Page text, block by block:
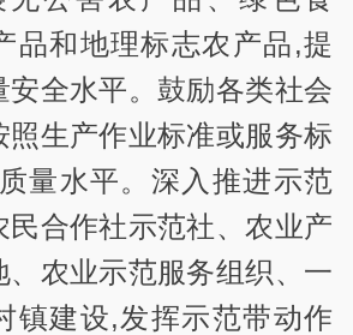
品和地理标志农产品,提
安全水平。鼓励各类社会
照生产作业标准或服务标
量水平。深入推进示范
民合作社示范社、农业产
、农业示范服务组织、一
镇建设,发挥示范带动作